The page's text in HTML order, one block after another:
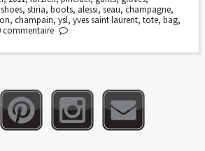
shoes, stiria, boots, alessi, seau, champagne,
, champain, ysl, yves saint laurent, tote, bag,
commentaire